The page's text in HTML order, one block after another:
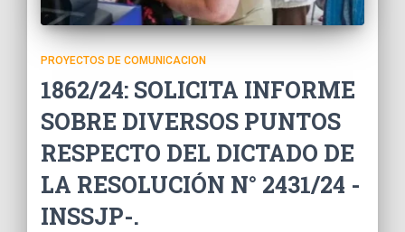
PROYECTOS DE COMUNICACION
1862/24: SOLICITA INFORME
SOBRE DIVERSOS PUNTOS
RESPECTO DEL DICTADO DE
LA RESOLUCIÓN N° 2431/24 -
INSSJP-.